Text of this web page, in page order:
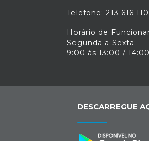
Telefone: 213 616 110
Horário de
Segunda a Sexta:
9:00 às 13:00 /
DESCARREGUE